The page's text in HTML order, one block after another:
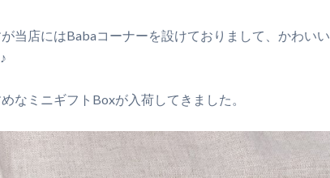
当店にはBabaコーナーを設けておりまして、かわいい
なミニギフトBoxが入荷してきました。